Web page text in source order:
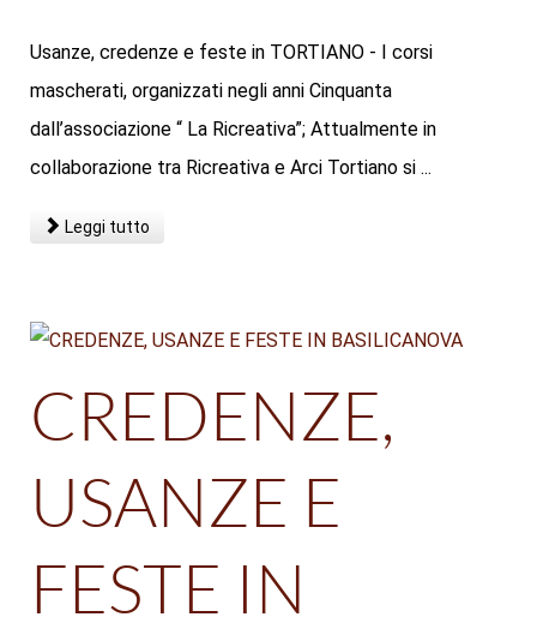
Usanze, credenze e feste in TORTIANO - I corsi
mascherati, organizzati negli anni Cinquanta
dall’associazione “ La Ricreativa”; Attualmente in
collaborazione tra Ricreativa e Arci Tortiano si ...
Leggi tutto
CREDENZE,
USANZE E
FESTE IN